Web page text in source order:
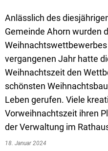
Anlässlich des
Gemeinde Ahorn wurden
vergangenen Jahr hatte
Weihnachtszeit den
schönsten
Leben gerufen. Viele
Vorweihnachtszeit ihren
der Verwaltung im
18. Januar 2024